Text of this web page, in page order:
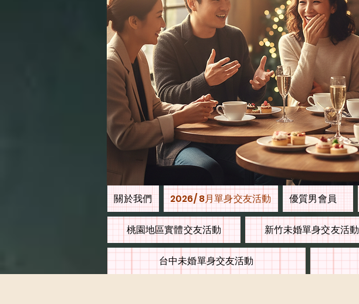
關於我們 2026/ 8月單身交友活動 優質男會員
桃園地區實體交友活動 新竹未婚單身交友活動
台中未婚單身交友活動